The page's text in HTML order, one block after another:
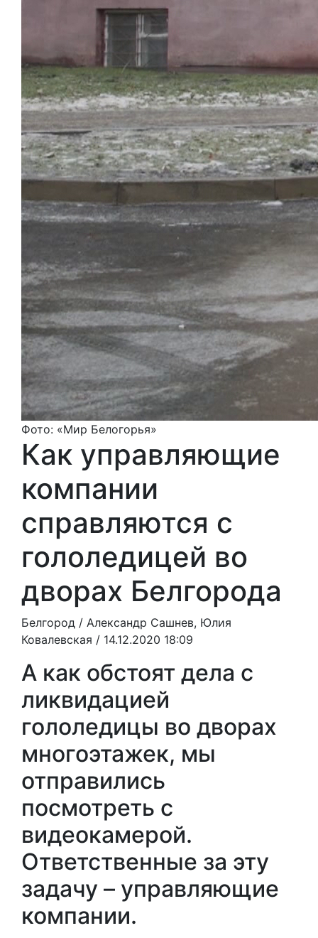
Фото: «Мир Белогорья»
Как управляющие
компании
справляются с
гололедицей во
дворах Белгорода
Белгород / Александр Сашнев, Юлия
Ковалевская / 14.12.2020 18:09
А как обстоят дела с
ликвидацией
гололедицы во дворах
многоэтажек, мы
отправились
посмотреть с
видеокамерой.
Ответственные за эту
задачу – управляющие
компании.